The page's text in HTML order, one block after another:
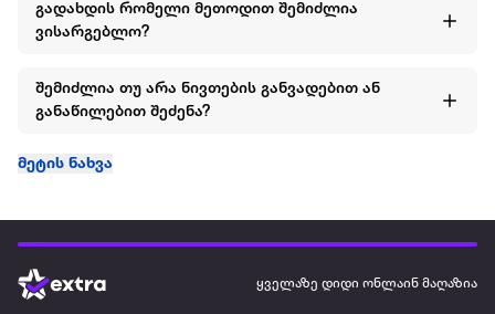
გადახდის რომელი მეთოდით შემიძლია
ვისარგებლო?
შემიძლია თუ არა ნივთების განვადებით ან
განაწილებით შეძენა?
მეტის ნახვა
ყველაზე დიდი ონლაინ მაღაზია